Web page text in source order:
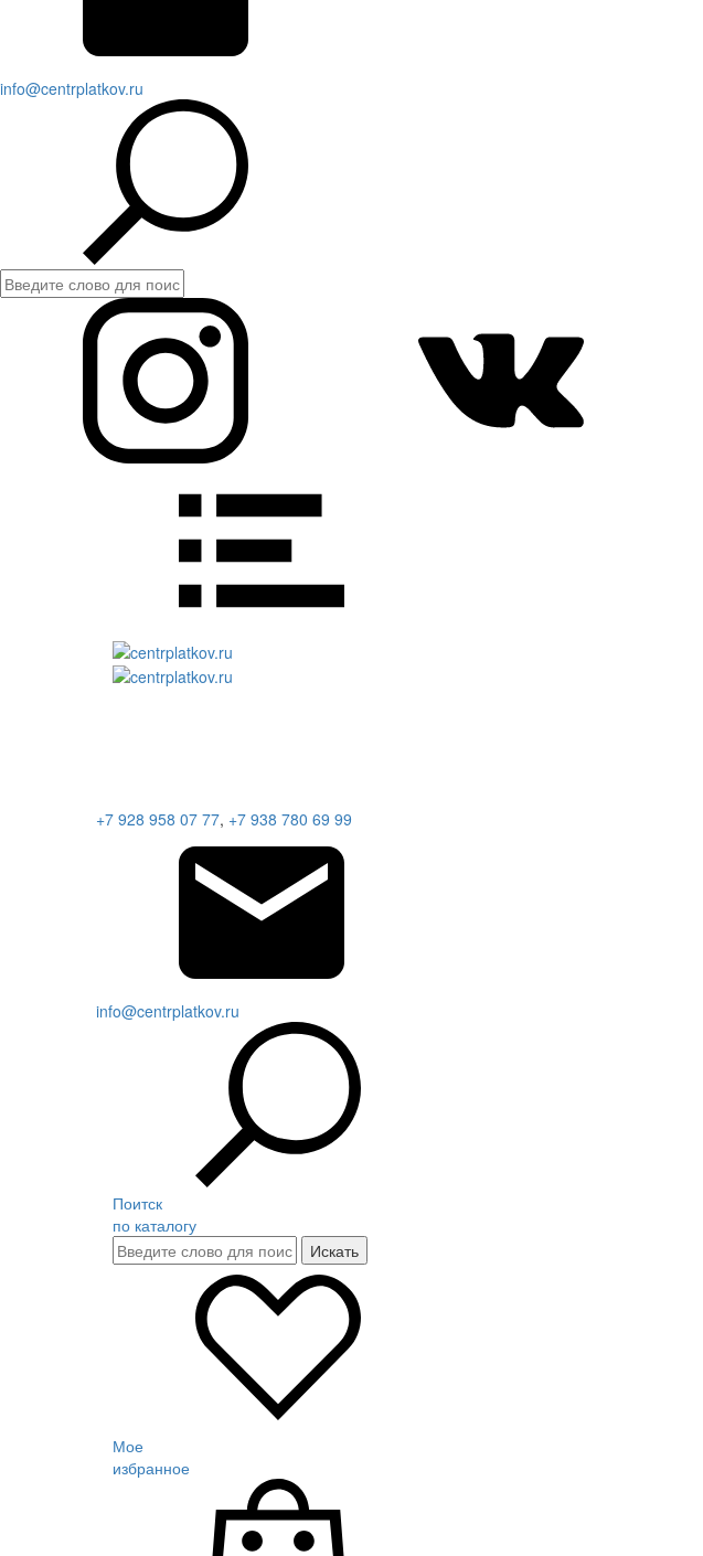
info@centrplatkov.ru
+7 928 958 07 77, +7 938 780 69 99
info@centrplatkov.ru
Поитск
по каталогу
Мое
избранное